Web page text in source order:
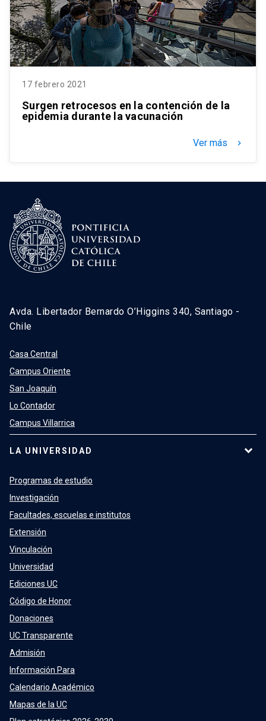
17 febrero 2021
Surgen retrocesos en la contención de la
epidemia durante la vacunación
Ver más keyboard_arrow_right
Avda. Libertador Bernardo O’Higgins 340, Santiago -
Chile
Casa Central
Campus Oriente
San Joaquín
Lo Contador
Campus Villarrica
LA UNIVERSIDAD
Programas de estudio
Investigación
Facultades, escuelas e institutos
Extensión
Vinculación
Universidad
Ediciones UC
Código de Honor
Donaciones
UC Transparente
Admisión
Información Para
Calendario Académico
Mapas de la UC